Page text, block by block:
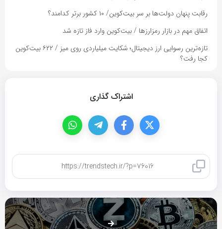
رقابت پنهان دولت‌ها بر سر بیت‌کوین/ ۱۰ کشور برتر کدامند؟
اتفاق مهم در بازار رمزارزها / بیت‌کوین وارد فاز تازه شد
تازه‌ترین رسوایی ارز دیجیتال؛ شکایت میلیاردی روی میز / ۶۲۲ بیت‌کوین
کجا رفت؟
اشتراک گذاری